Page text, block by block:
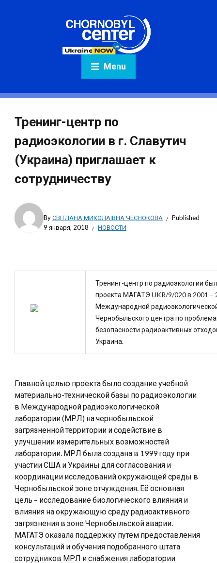
Menu
Тренинг-центр по
радиоэкологии в г. Славутич
(Украина) приглашает к
сотрудничеству
ByСВІТЛАНА МИКОЛАЇВНА ЧЕСНОКОВА
Published
9 января, 2018
НОВОСТИ
Тренинг-центр по радиоэкологии
проекта МАГАТЭ UKR/9/020 в 2001 –
Международной
Чернобыльского центра по
безопасности радиоактивных
Украина.
Главной целью проекта было создание учебной
материально-технической базы по радиоэкологии
в Международной радиоэкологической
лаборатории (МРЛ) на чернобыльской
загрязненной территории и содействие в
улучшении измерительных возможностей
лаборатории. МРЛ была создана в 1999 году при
участии США и Украины для согласования и
координации исследований окружающей среды в
Чернобыльской зоне отчуждения. Её основная
цель – исследование биологического влияния и
влияния на окружающую среду радиоактивного
загрязнения в зоне Чернобыльской аварии.
МАГАТЭ оказала поддержку путём предоставления
консультаций и обучения подобранного штата
сотрудников МРЛ и снабжения лаборатории